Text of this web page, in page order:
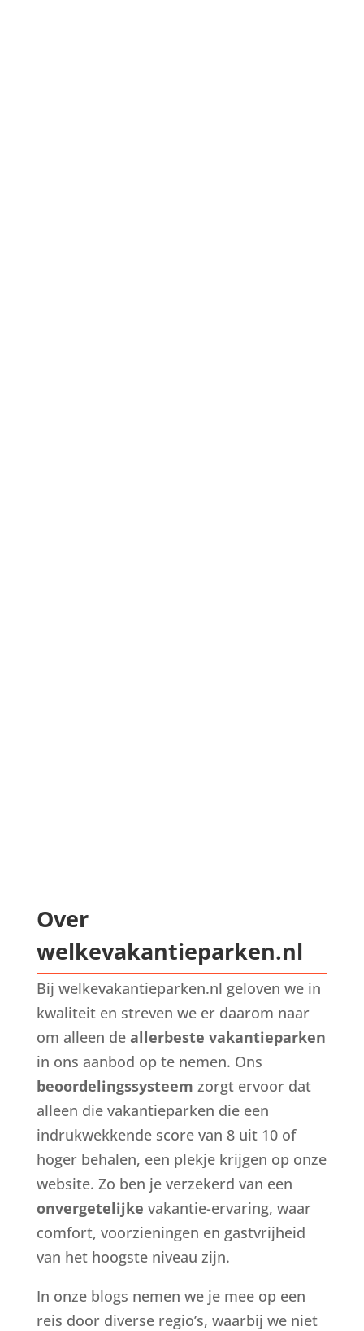
Over
welkevakantieparken.nl
Bij welkevakantieparken.nl geloven we in
kwaliteit en streven we er daarom naar
om alleen de allerbeste vakantieparken
in ons aanbod op te nemen. Ons
beoordelingssysteem zorgt ervoor dat
alleen die vakantieparken die een
indrukwekkende score van 8 uit 10 of
hoger behalen, een plekje krijgen op onze
website. Zo ben je verzekerd van een
onvergetelijke vakantie-ervaring, waar
comfort, voorzieningen en gastvrijheid
van het hoogste niveau zijn.
In onze blogs nemen we je mee op een
reis door diverse regio’s, waarbij we niet